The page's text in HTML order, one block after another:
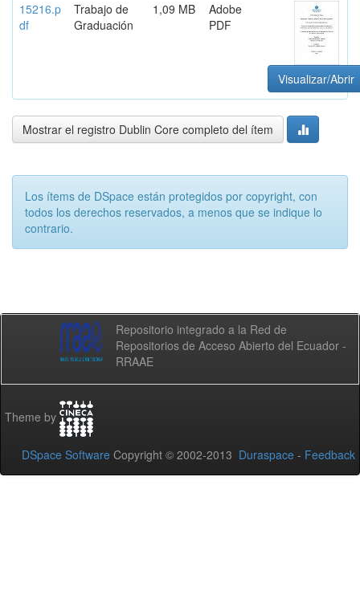
15216.p
df
Trabajo de
Graduación
1,09 MB
Adobe
PDF
Visualizar/Abrir
Mostrar el registro Dublin Core completo del ítem
Los ítems de DSpace están protegidos por copyright, con
todos los derechos reservados, a menos que se indique lo
contrario.
Repositorio integrado a la Red de
Repositorios de Acceso Abierto del Ecuador -
RRAAE
Theme by
DSpace Software Copyright © 2002-2013 Duraspace - Feedback